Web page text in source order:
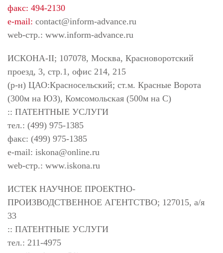
факс: 494-2130
e-mail: contact@inform-advance.ru
web-стр.: www.inform-advance.ru
ИСКОНА-II; 107078, Москва, Красноворотский
проезд, 3, стр.1, офис 214, 215
(р-н) ЦАО:Красносельский; ст.м. Красные Ворота
(300м на ЮЗ), Комсомольская (500м на С)
:: ПАТЕНТНЫЕ УСЛУГИ
тел.: (499) 975-1385
факс: (499) 975-1385
e-mail: iskona@online.ru
web-стр.: www.iskona.ru
ИСТЕК НАУЧНОЕ ПРОЕКТНО-
ПРОИЗВОДСТВЕННОЕ АГЕНТСТВО; 127015, а/я
33
:: ПАТЕНТНЫЕ УСЛУГИ
тел.: 211-4975